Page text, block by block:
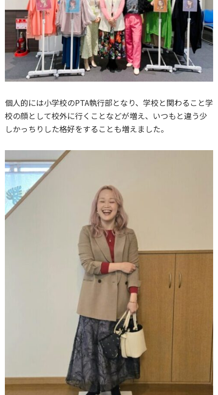
個人的には小学校のPTA執行部となり、学校と関わること学
校の顔として校外に行くことなどが増え、いつもと違う少
しかっちりした格好をすることも増えました。